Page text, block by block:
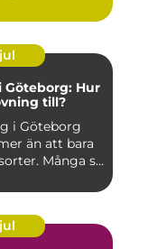
Göteborg: Hur
till?
i Göteborg
än att bara
Många s...